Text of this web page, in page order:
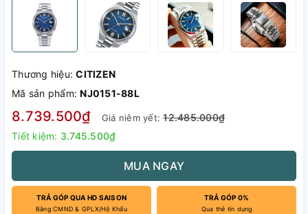
Thương hiệu:CITIZEN
Mã sản phẩm:NJ0151-88L
8.739.500₫ Giá niêm yết:12.485.000₫
Tiết kiệm: 3.745.500₫
MUA NGAY
TRẢ GÓP QUA HD SAISON
Bằng CMND & GPLX/Hộ Khẩu
TRẢ GÓP 0%
Qua thẻ tín dụng